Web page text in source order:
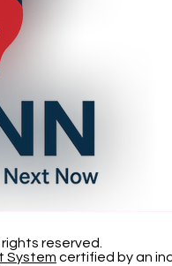
rights reserved.
System certified by an